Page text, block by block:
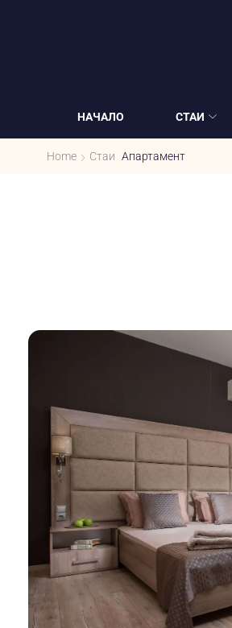
НАЧАЛО СТАИ
Home Стаи Апартамент